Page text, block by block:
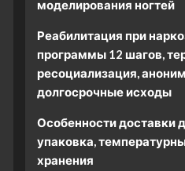
моделирования ногтей
Реабилитация при
программы 12 шагов,
ресоциализация,
долгосрочные исходы
Особенности доставки
упаковка,
хранения